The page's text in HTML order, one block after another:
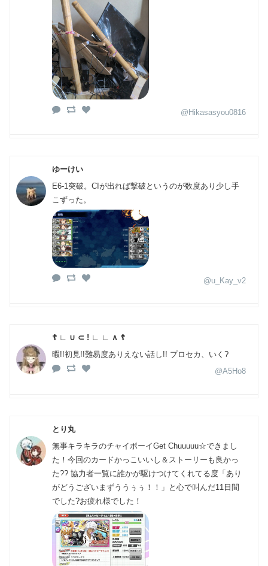
@Hikasasyou0816
ゆーけい
E6-1突破。CIが出れば撃破というのが数度あり少し手
こずった。
@u_Kay_v2
☦︎︎ ∟ ∪ ⊂ ! ∟ ∟ ∧ ☦︎︎
暇!!初見!!難易度ありえない話し!! プロセカ、いく?
@A5Ho8
とり丸
無事キラキラのチャイボーイGet Chuuuuu☆できまし
た！今回のカードかっこいいし＆ストーリーも良かっ
た?? 協力者一覧に誰かが駆けつけてくれてる度「あり
がどうございまずううぅぅ！！」と心で叫んだ11日間
でした?お疲れ様でした！